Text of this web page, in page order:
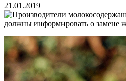
21.01.2019